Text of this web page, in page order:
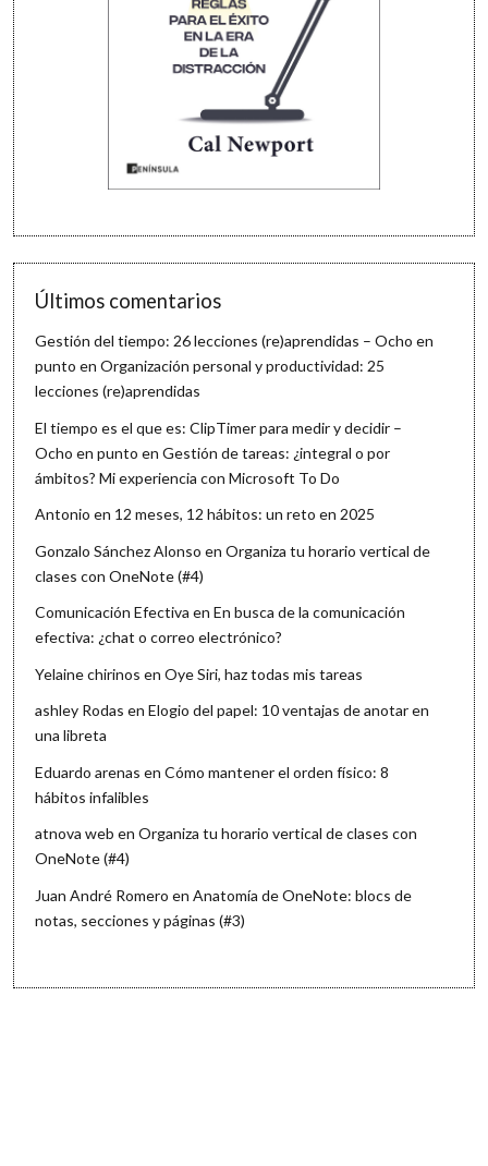
Últimos comentarios
Gestión del tiempo: 26 lecciones (re)aprendidas – Ocho en
punto enOrganización personal y productividad: 25
lecciones (re)aprendidas
El tiempo es el que es: ClipTimer para medir y decidir –
Ocho en punto enGestión de tareas: ¿integral o por
ámbitos? Mi experiencia con Microsoft To Do
Antonio en 12 meses, 12 hábitos: un reto en 2025
Gonzalo Sánchez Alonso enOrganiza tu horario vertical de
clases con OneNote (#4)
Comunicación Efectiva enEn busca de la comunicación
efectiva: ¿chat o correo electrónico?
Yelaine chirinos enOye Siri, haz todas mis tareas
ashley Rodas enElogio del papel: 10 ventajas de anotar en
una libreta
Eduardo arenas enCómo mantener el orden físico: 8
hábitos infalibles
atnova web enOrganiza tu horario vertical de clases con
OneNote (#4)
Juan André Romero enAnatomía de OneNote: blocs de
notas, secciones y páginas (#3)